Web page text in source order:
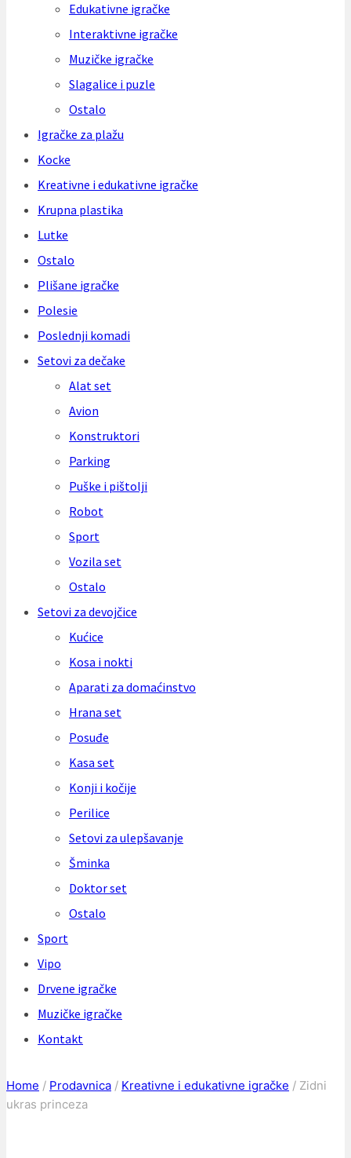
Edukativne igračke
Interaktivne igračke
Muzičke igračke
Slagalice i puzle
Ostalo
Igračke za plažu
Kocke
Kreativne i edukativne igračke
Krupna plastika
Lutke
Ostalo
Plišane igračke
Polesie
Poslednji komadi
Setovi za dečake
Alat set
Avion
Konstruktori
Parking
Puške i pištolji
Robot
Sport
Vozila set
Ostalo
Setovi za devojčice
Kućice
Kosa i nokti
Aparati za domaćinstvo
Hrana set
Posuđe
Kasa set
Konji i kočije
Perilice
Setovi za ulepšavanje
Šminka
Doktor set
Ostalo
Sport
Vipo
Drvene igračke
Muzičke igračke
Kontakt
Home / Prodavnica / Kreativne i edukativne igračke / Zidni
ukras princeza